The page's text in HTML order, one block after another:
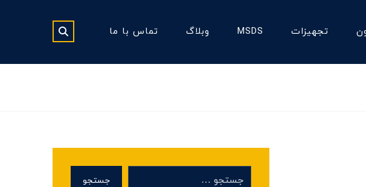
تجهیزات MSDS وبلاگ تماس با ما
جستجو